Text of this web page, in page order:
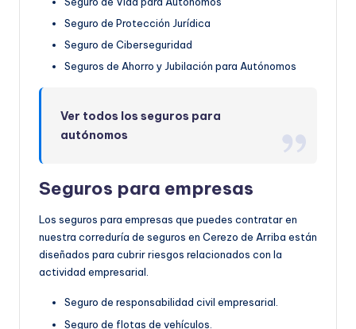
Seguro de Protección Jurídica
Seguro de Ciberseguridad
Seguros de Ahorro y Jubilación para Autónomos
Ver todos los seguros para
autónomos
Seguros para empresas
Los seguros para empresas que puedes contratar en
nuestra correduría de seguros en Cerezo de Arriba están
diseñados para cubrir riesgos relacionados con la
actividad empresarial.
Seguro de responsabilidad civil empresarial.
Seguro de flotas de vehículos.